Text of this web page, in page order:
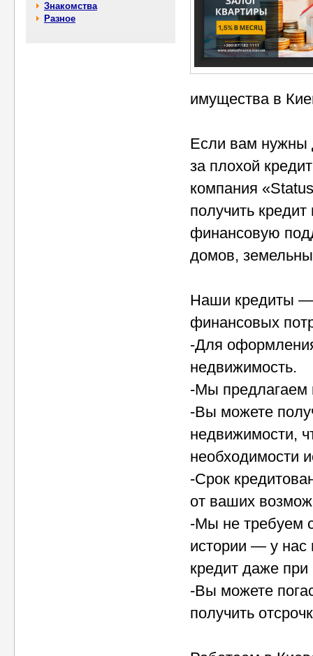
Знакомства
Разное
имущества в
Если вам нужны
за плохой
компания
получить
финансовую
домов,
Наши кредиты —
финансовых
-Для
недвижимость.
-Мы предлагаем
-Вы можете
недвижимости,
необходимости
-Срок
от ваших
-Мы не требуем
истории — у нас
кредит даже при
-Вы можете
получить